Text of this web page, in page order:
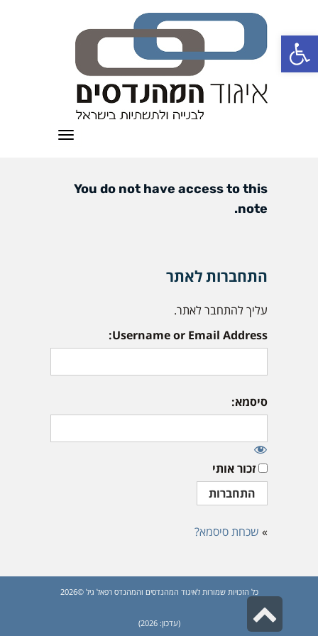
פתח סרגל נגישות
תפריט
You do not have access to this
note.
התחברות לאתר
עליך להתחבר לאתר.
Username or Email Address:
סיסמא:
זכור אותי
» שכחת סיסמא?
כל הזכויות שמורות לאיגוד המהנדסים והמהנדס רפאל גיל ©2026
(עדכון: 2026)